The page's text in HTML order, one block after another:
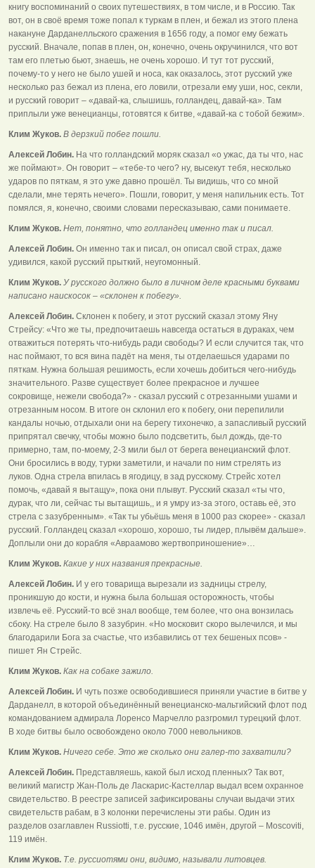
книгу воспоминаний о своих путешествиях, в том числе, и в Россию. Так
вот, он в своё время тоже попал к туркам в плен, и бежал из этого плена
накануне Дарданелльского сражения в 1656 году, а помог ему бежать
русский. Вначале, попав в плен, он, конечно, очень окручинился, что вот
там его плетью бьют, знаешь, не очень хорошо. И тут тот русский,
почему-то у него не было ушей и носа, как оказалось, этот русский уже
несколько раз бежал из плена, его ловили, отрезали ему уши, нос, секли,
и русский говорит – «давай-ка, слышишь, голландец, давай-ка». Там
приплыли уже венецианцы, готовятся к битве, «давай-ка с тобой бежим».
Клим Жуков. В дерзкий побег пошли.
Алексей Лобин. На что голландский моряк сказал «о ужас, да ты что, нас
же поймают». Он говорит – «тебе-то чего? ну, высекут тебя, несколько
ударов по пяткам, я это уже давно прошёл. Ты видишь, что со мной
сделали, мне терять нечего». Пошли, говорит, у меня напильник есть. Тот
помялся, я, конечно, своими словами пересказываю, сами понимаете.
Клим Жуков. Нет, понятно, что голландец именно так и писал.
Алексей Лобин. Он именно так и писал, он описал свой страх, даже
удивился, какой русский прыткий, неугомонный.
Клим Жуков. У русского должно было в личном деле красными буквами
написано наискосок – «склонен к побегу».
Алексей Лобин. Склонен к побегу, и этот русский сказал этому Яну
Стрейсу: «Что же ты, предпочитаешь навсегда остаться в дураках, чем
отважиться потерять что-нибудь ради свободы? И если случится так, что
нас поймают, то вся вина падёт на меня, ты отделаешься ударами по
пяткам. Нужна большая решимость, если хочешь добиться чего-нибудь
значительного. Разве существует более прекрасное и лучшее
сокровище, нежели свобода?» - сказал русский с отрезанными ушами и
отрезанным носом. В итоге он склонил его к побегу, они перепилили
кандалы ночью, отдыхали они на берегу тихонечко, а запасливый русский
припрятал свечку, чтобы можно было подсветить, был дождь, где-то
примерно, там, по-моему, 2-3 мили был от берега венецианский флот.
Они бросились в воду, турки заметили, и начали по ним стрелять из
луков. Одна стрела впилась в ягодицу, в зад русскому. Стрейс хотел
помочь, «давай я вытащу», пока они плывут. Русский сказал «ты что,
дурак, что ли, сейчас ты вытащишь,, и я умру из-за этого, оставь её, это
стрела с зазубренным». «Так ты убьёшь меня в 1000 раз скорее» - сказал
русский. Голландец сказал «хорошо, хорошо, ты лидер, плывём дальше».
Доплыли они до корабля «Авраамово жертвоприношение»…
Клим Жуков. Какие у них названия прекрасные.
Алексей Лобин. И у его товарища вырезали из задницы стрелу,
проникшую до кости, и нужна была большая осторожность, чтобы
извлечь её. Русский-то всё знал вообще, тем более, что она вонзилась
сбоку. На стреле было 8 зазубрин. «Но московит скоро вылечился, и мы
благодарили Бога за счастье, что избавились от тех бешеных псов» -
пишет Ян Стрейс.
Клим Жуков. Как на собаке зажило.
Алексей Лобин. И чуть позже освободившиеся приняли участие в битве у
Дарданелл, в которой объединённый венецианско-мальтийский флот под
командованием адмирала Лоренсо Марчелло разгромил турецкий флот.
В ходе битвы было освобождено около 7000 невольников.
Клим Жуков. Ничего себе. Это же сколько они галер-то захватили?
Алексей Лобин. Представляешь, какой был исход пленных? Так вот,
великий магистр Жан-Поль де Ласкарис-Кастеллар выдал всем охранное
свидетельство. В реестре записей зафиксированы случаи выдачи этих
свидетельств рабам, в 3 колонки перечислены эти рабы. Один из
разделов озаглавлен Russiotti, т.е. русские, 1046 имён, другой – Moscoviti,
119 имён.
Клим Жуков. Т.е. руссиотями они, видимо, называли литовцев.